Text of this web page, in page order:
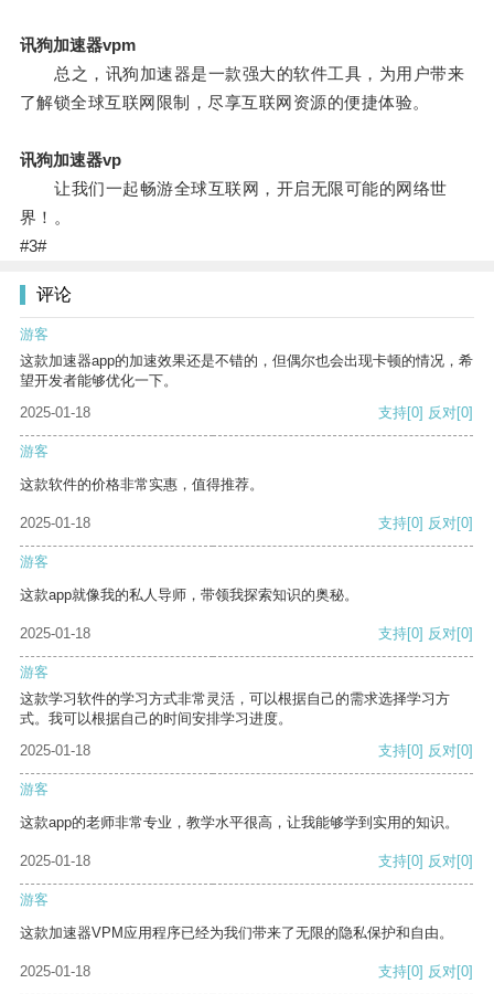
讯狗加速器vpm
总之，讯狗加速器是一款强大的软件工具，为用户带来
了解锁全球互联网限制，尽享互联网资源的便捷体验。
讯狗加速器vp
让我们一起畅游全球互联网，开启无限可能的网络世
界！。
#3#
评论
游客
这款加速器app的加速效果还是不错的，但偶尔也会出现卡顿的情况，希
望开发者能够优化一下。
2025-01-18
支持[0] 反对[0]
游客
这款软件的价格非常实惠，值得推荐。
2025-01-18 支持[0] 反对[0]
游客
这款app就像我的私人导师，带领我探索知识的奥秘。
2025-01-18 支持[0] 反对[0]
游客
这款学习软件的学习方式非常灵活，可以根据自己的需求选择学习方
式。我可以根据自己的时间安排学习进度。
2025-01-18
支持[0] 反对[0]
游客
这款app的老师非常专业，教学水平很高，让我能够学到实用的知识。
2025-01-18 支持[0] 反对[0]
游客
这款加速器VPM应用程序已经为我们带来了无限的隐私保护和自由。
2025-01-18 支持[0] 反对[0]